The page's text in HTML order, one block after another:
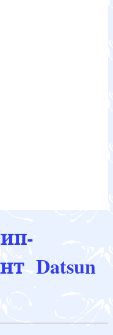
Datsun